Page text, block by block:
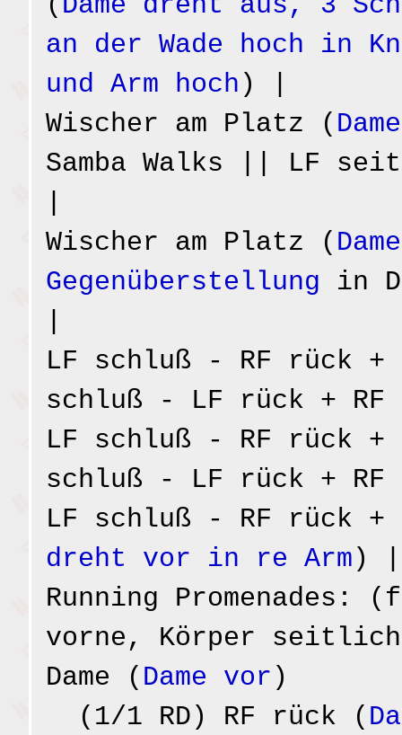
an der Wade hoch in
und Arm hoch ) |
Wischer am Platz (
Samba Walks || LF
Wischer am Platz (
Gegenüberstellung in
LF schluß - RF rück
schluß - LF rück +
LF schluß - RF rück
schluß - LF rück +
LF schluß - RF rück
dreht vor in re Arm ) |
Running Promenades:
vorne, Körper
Dame ( Dame vor )
(1/1 RD) RF rück (